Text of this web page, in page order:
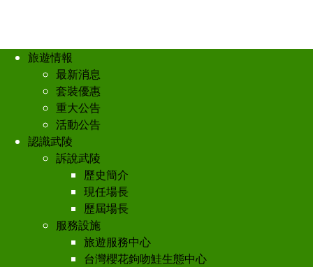
旅遊情報
最新消息
套裝優惠
重大公告
活動公告
認識武陵
訴說武陵
歷史簡介
現任場長
歷屆場長
服務設施
旅遊服務中心
台灣櫻花鉤吻鮭生態中心